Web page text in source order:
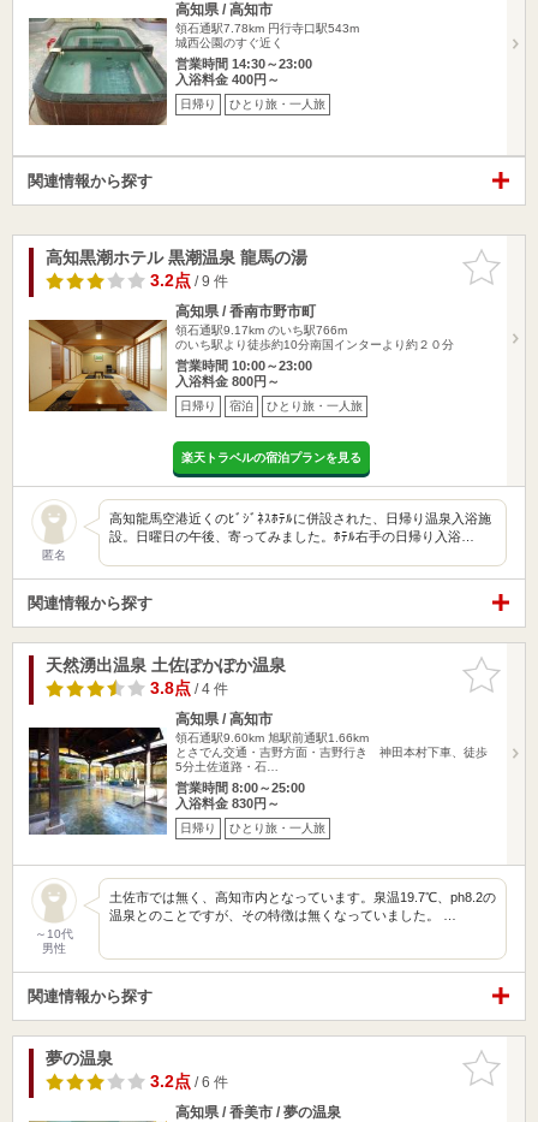
高知県 / 高知市
領石通駅7.78km 円行寺口駅543m
城西公園のすぐ近く
営業時間 14:30～23:00
入浴料金 400円～
日帰り ひとり旅・一人旅
関連情報から探す
お気に入
りに追加
高知黒潮ホテル 黒潮温泉 龍馬の湯
3.2点/ 9 件
高知県 / 香南市野市町
領石通駅9.17km のいち駅766m
のいち駅より徒歩約10分南国インターより約２０分
営業時間 10:00～23:00
入浴料金 800円～
日帰り 宿泊 ひとり旅・一人旅
楽天トラベルの宿泊プランを見る
匿名
高知龍馬空港近くのﾋﾞｼﾞﾈｽﾎﾃﾙに併設された、日帰り温泉入浴施
設。日曜日の午後、寄ってみました。ﾎﾃﾙ右手の日帰り入浴…
関連情報から探す
お気に入
りに追加
天然湧出温泉 土佐ぽかぽか温泉
3.8点/ 4 件
高知県 / 高知市
領石通駅9.60km 旭駅前通駅1.66km
とさでん交通・吉野方面・吉野行き 神田本村下車、徒歩
5分土佐道路・石…
営業時間 8:00～25:00
入浴料金 830円～
日帰り ひとり旅・一人旅
～10代
男性
土佐市では無く、高知市内となっています。泉温19.7℃、ph8.2の
温泉とのことですが、その特徴は無くなっていました。 …
関連情報から探す
お気に入
りに追加
夢の温泉
3.2点/ 6 件
高知県 / 香美市 / 夢の温泉